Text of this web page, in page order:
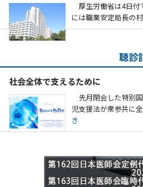
厚生労働省は4日付
には職業安定局長の
聴診
社会全体で支えるために
先月閉会した特別
児支援法が衆参共に
き